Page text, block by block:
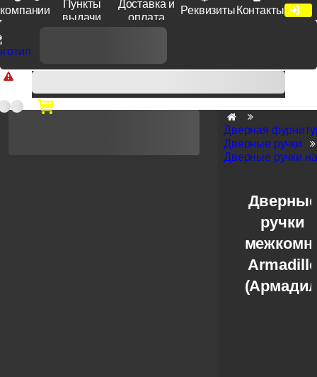
компании
Пункты
выдачи
Доставка и
оплата
Реквизиты Контакты
Доп. скидка от цен на сайте 7% при заказе от 50 тыс. руб
продукции Venezia, Fratelli, Tupai, Extreza, Melodia, Forme при
оплате по счету.
Дверная
Дверные ручки
Дверные ручки на
Дверные
ручки